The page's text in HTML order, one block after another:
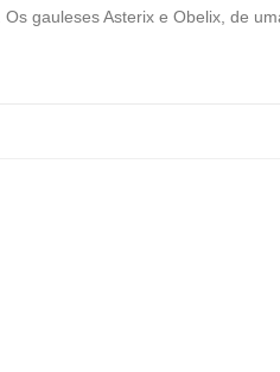
gauleses Asterix e Obelix, de